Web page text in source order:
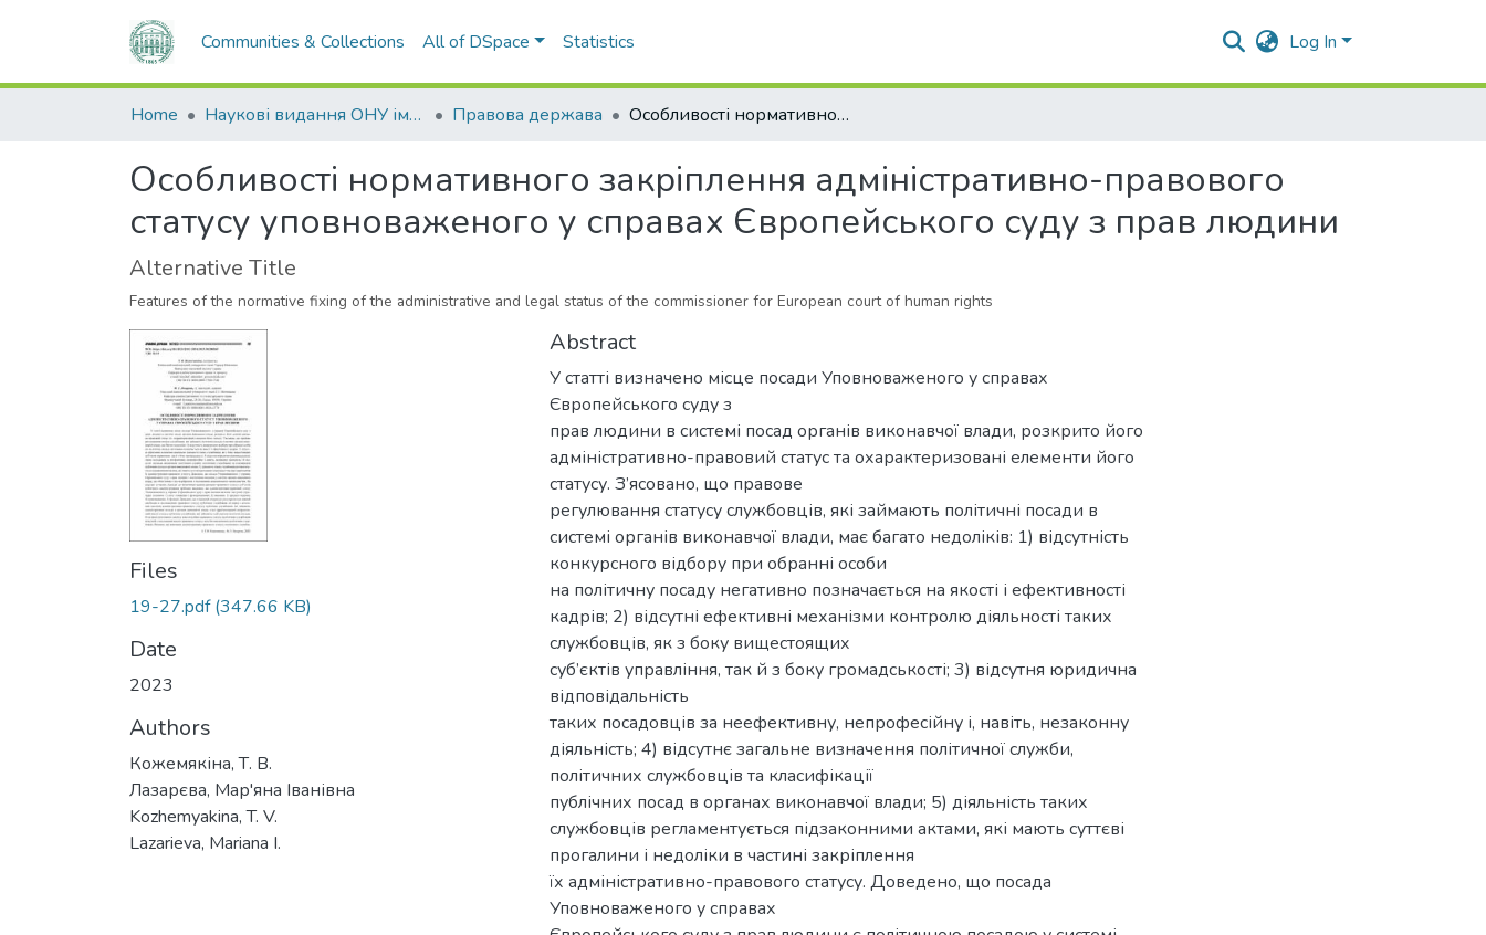
Communities & Collections All of DSpace Statistics Log In
Home Наукові видання ОНУ імені І. І. Мечникова Правова держава Особливості нормативного закріплення адміністративно-правового статусу уповноваженого у справах Європейського суду з прав людини
Особливості нормативного закріплення адміністративно-правового
статусу уповноваженого у справах Європейського суду з прав людини
Alternative Title
Features of the normative fixing of the administrative and legal status of the commissioner for European court of human rights
Files
19-27.pdf(347.66 KB)
Date
2023
Authors
Кожемякіна, Т. В.
Лазарєва, Мар'яна Іванівна
Kozhemyakina, T. V.
Lazarieva, Mariana I.
Abstract
У статті визначено місце посади Уповноваженого у справах
Європейського суду з
прав людини в системі посад органів виконавчої влади, розкрито його
адміністративно-правовий статус та охарактеризовані елементи його
статусу. З’ясовано, що правове
регулювання статусу службовців, які займають політичні посади в
системі органів виконавчої влади, має багато недоліків: 1) відсутність
конкурсного відбору при обранні особи
на політичну посаду негативно позначається на якості і ефективності
кадрів; 2) відсутні ефективні механізми контролю діяльності таких
службовців, як з боку вищестоящих
суб’єктів управління, так й з боку громадськості; 3) відсутня юридична
відповідальність
таких посадовців за неефективну, непрофесійну і, навіть, незаконну
діяльність; 4) відсутнє загальне визначення політичної служби,
політичних службовців та класифікації
публічних посад в органах виконавчої влади; 5) діяльність таких
службовців регламентується підзаконними актами, які мають суттєві
прогалини і недоліки в частині закріплення
їх адміністративно-правового статусу. Доведено, що посада
Уповноваженого у справах